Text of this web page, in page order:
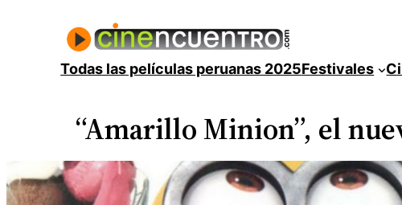
contenidoTodas las películas peruanas 2025Festivales
“Amarillo Minion”, el